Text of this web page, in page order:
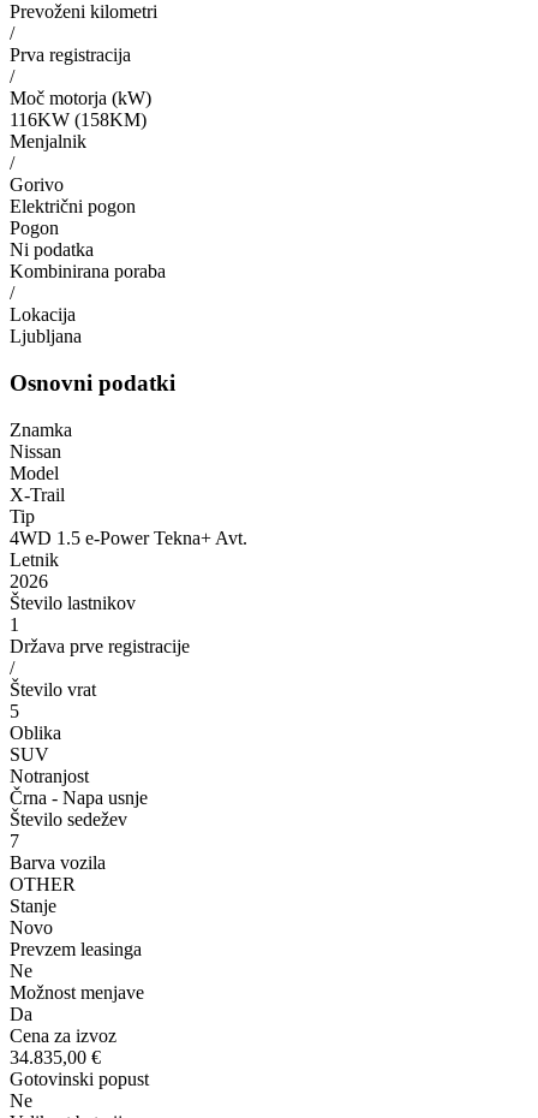
Prevoženi kilometri
/
Prva registracija
/
Moč motorja (kW)
116KW (158KM)
Menjalnik
/
Gorivo
Električni pogon
Pogon
Ni podatka
Kombinirana poraba
/
Lokacija
Ljubljana
Osnovni podatki
Znamka
Nissan
Model
X-Trail
Tip
4WD 1.5 e-Power Tekna+ Avt.
Letnik
2026
Število lastnikov
1
Država prve registracije
/
Število vrat
5
Oblika
SUV
Notranjost
Črna - Napa usnje
Število sedežev
7
Barva vozila
OTHER
Stanje
Novo
Prevzem leasinga
Ne
Možnost menjave
Da
Cena za izvoz
34.835,00 €
Gotovinski popust
Ne